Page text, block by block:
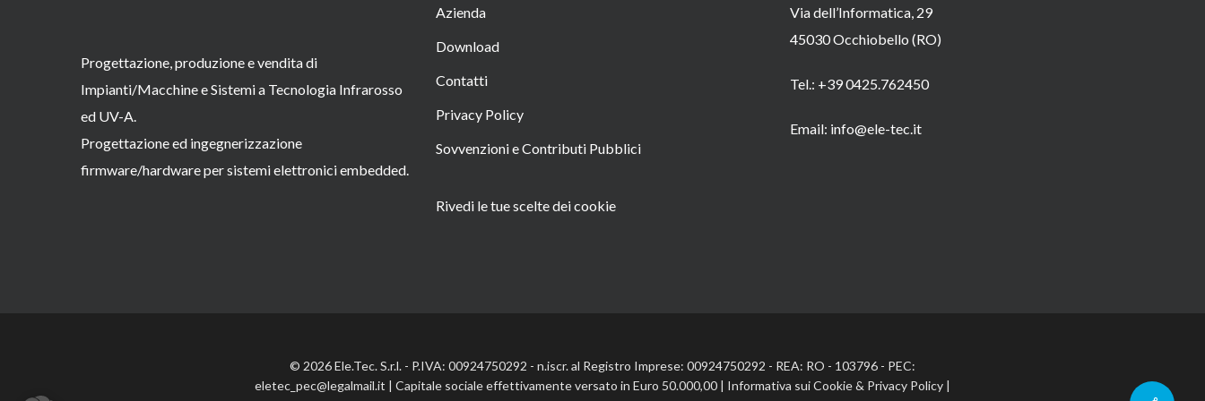
Progettazione, produzione e vendita di
Impianti/Macchine e Sistemi a Tecnologia Infrarosso
ed UV-A.
Progettazione ed ingegnerizzazione
firmware/hardware per sistemi elettronici embedded.
Azienda
Download
Contatti
Privacy Policy
Sovvenzioni e Contributi Pubblici
Rivedi le tue scelte dei cookie
Via dell’Informatica, 29
45030 Occhiobello (RO)
Tel.: +39 0425.762450
Email: info@ele-tec.it
© 2026 Ele.Tec. S.r.l. - P.IVA: 00924750292 - n.iscr. al Registro Imprese: 00924750292 - REA: RO - 103796 - PEC:
eletec_pec@legalmail.it | Capitale sociale effettivamente versato in Euro 50.000,00 | Informativa sui Cookie& Privacy Policy|